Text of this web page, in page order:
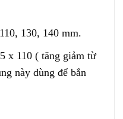
130, 140 mm.
x 110 ( tăng giảm từ
này dùng để bắn